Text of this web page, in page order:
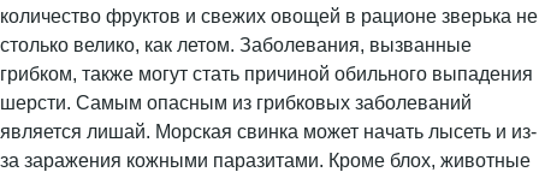
количество фруктов и свежих овощей в рационе зверька не
столько велико, как летом. Заболевания, вызванные
грибком, также могут стать причиной обильного выпадения
шерсти. Самым опасным из грибковых заболеваний
является лишай. Морская свинка может начать лысеть и из-
за заражения кожными паразитами. Кроме блох, животные